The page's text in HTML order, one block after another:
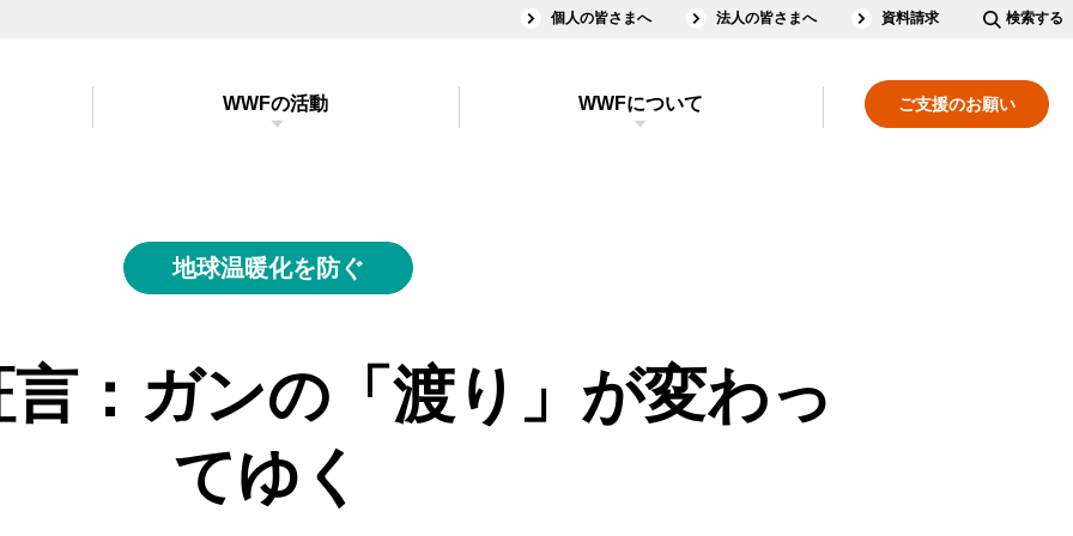
個人の皆さまへ 法人の皆さまへ 資料請求 検索する
ご支援のお願い
WWFの活動 WWFについて
地球温暖化を防ぐ
：ガンの「渡り」が変わっ
てゆく